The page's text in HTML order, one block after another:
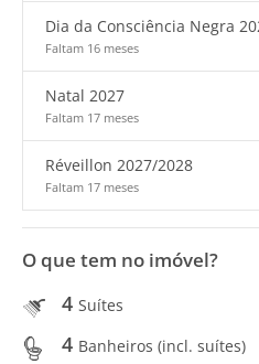
Dia da Consciência Negra
Faltam 16 meses
Natal 2027
Faltam 17 meses
Réveillon 2027/2028
Faltam 17 meses
O que tem no imóvel?
4 Suítes
4 Banheiros (incl. suítes)